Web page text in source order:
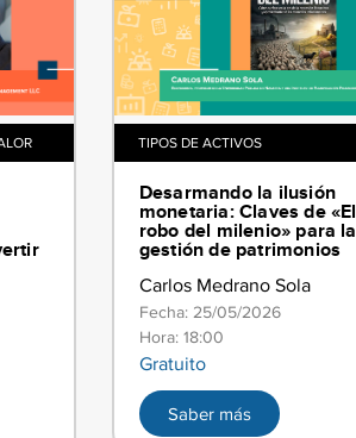
TIPOS DE ACTIVOS
Desarmando la ilusión
monetaria: Claves de «El
robo del milenio» para la
gestión de patrimonios
Carlos Medrano Sola
Fecha: 25/05/2026
Hora: 18:00
Gratuito
Saber más